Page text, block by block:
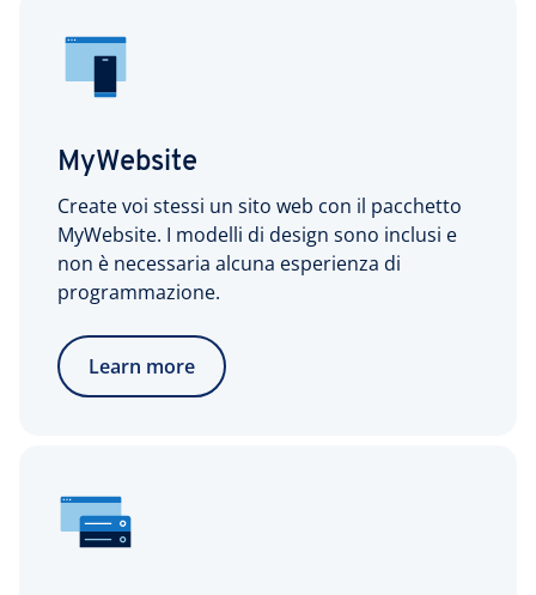
MyWebsite
Create voi stessi un sito web con il pacchetto
MyWebsite. I modelli di design sono inclusi e
non è necessaria alcuna esperienza di
programmazione.
Learn more